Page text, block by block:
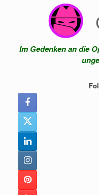
Im Gedenken an die